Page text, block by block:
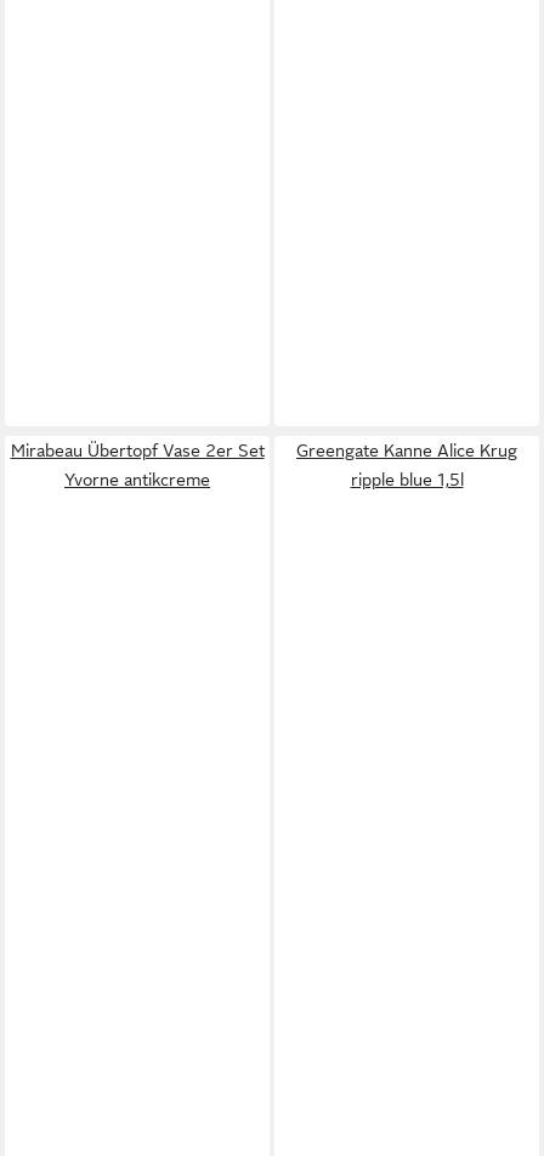
Mirabeau Übertopf Vase 2er Set
Yvorne antikcreme
Greengate Kanne Alice Krug
ripple blue 1,5l